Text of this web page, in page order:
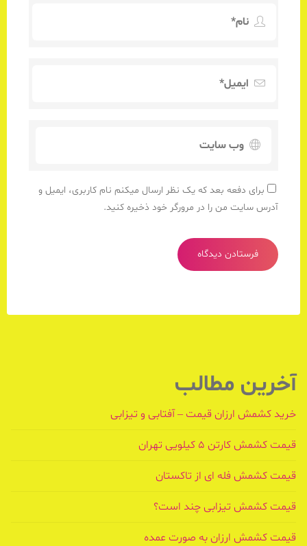
برای دفعه بعد که یک نظر ارسال میکنم نام کاربری، ایمیل و
آدرس سایت من را در مرورگر خود ذخیره کنید.
آخرین مطالب
خرید کشمش ارزان قیمت – آفتابی و تیزابی
قیمت کشمش کارتن ۵ کیلویی تهران
قیمت کشمش فله ای از تاکستان
قیمت کشمش تیزابی چند است؟
قیمت کشمش ارزان به صورت عمده